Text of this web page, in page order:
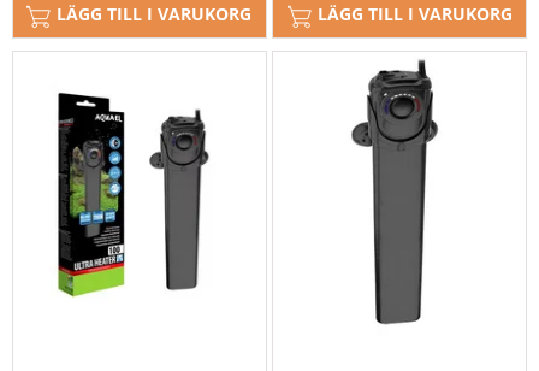
LÄGG TILL I VARUKORG LÄGG TILL I VARUKORG